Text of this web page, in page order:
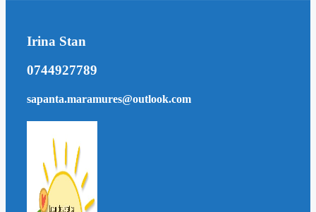
Irina Stan
0744927789
sapanta.maramures@outlook.com